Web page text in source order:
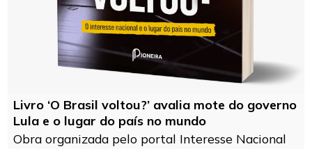
Livro ‘O Brasil voltou?’ avalia mote do governo
Lula e o lugar do país no mundo
Obra organizada pelo portal Interesse Nacional